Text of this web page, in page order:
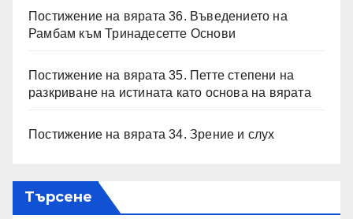
Постижение на вярата 36. Въведението на
Рамбам към Тринадесетте Основи
Постижение на вярата 35. Петте степени на
разкриване на истината като основа на вярата
Постижение на вярата 34. Зрение и слух
Търсене